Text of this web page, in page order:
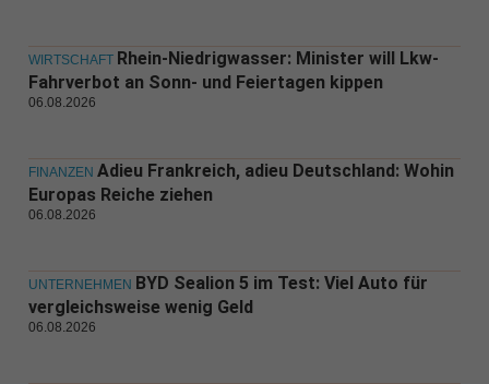
WIRTSCHAFT Rhein-Niedrigwasser: Minister will Lkw-
Fahrverbot an Sonn- und Feiertagen kippen
06.08.2026
FINANZEN Adieu Frankreich, adieu Deutschland: Wohin
Europas Reiche ziehen
06.08.2026
UNTERNEHMEN BYD Sealion 5 im Test: Viel Auto für
vergleichsweise wenig Geld
06.08.2026